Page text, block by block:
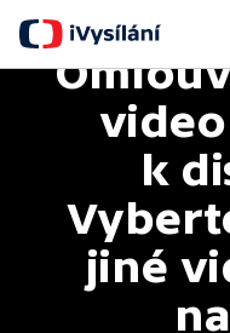
k
jiné